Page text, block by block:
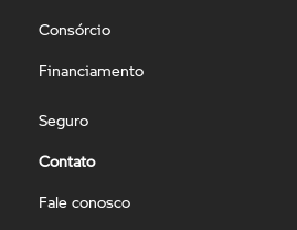
Consórcio
Financiamento
Seguro
Contato
Fale conosco